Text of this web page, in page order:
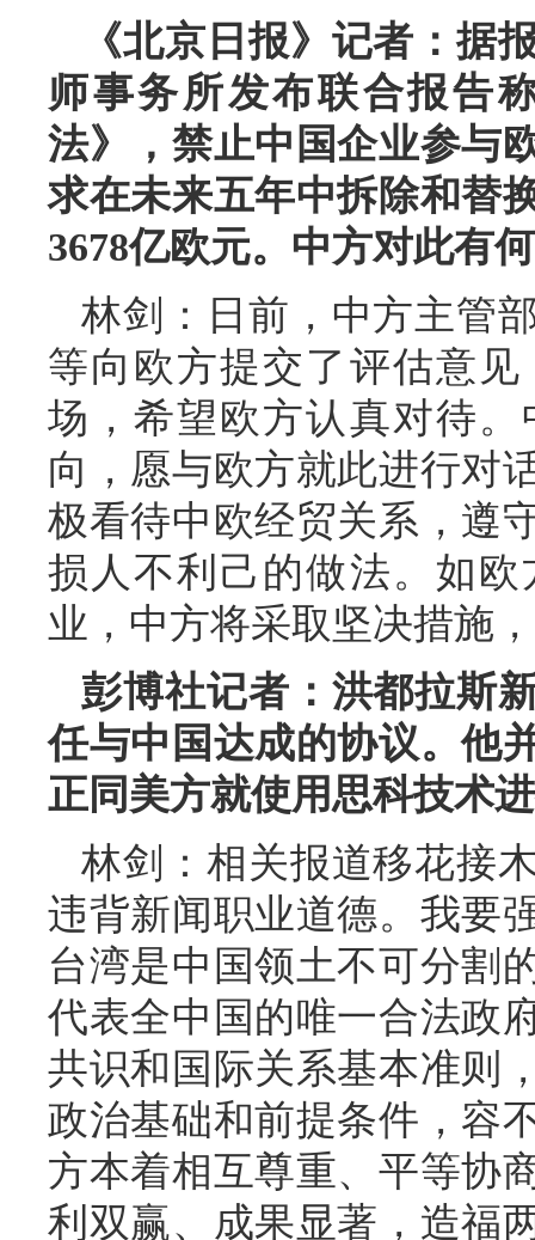
《北京日报》记者：据
师事务所发布联合报告
法》，禁止中国企业参与
求在未来五年中拆除和替
3678亿欧元。中方对此有
林剑：日前，中方主管
等向欧方提交了评估意
场，希望欧方认真对待
向，愿与欧方就此进行对
极看待中欧经贸关系，遵
损人不利己的做法。如
业，中方将采取坚决措施
彭博社记者：洪都拉斯
任与中国达成的协议。他
正同美方就使用思科技术
林剑：相关报道移花接
违背新闻职业道德。我要
台湾是中国领土不可分割
代表全中国的唯一合法政
共识和国际关系基本准则
政治基础和前提条件，容
方本着相互尊重、平等协
利双赢、成果显著，造福